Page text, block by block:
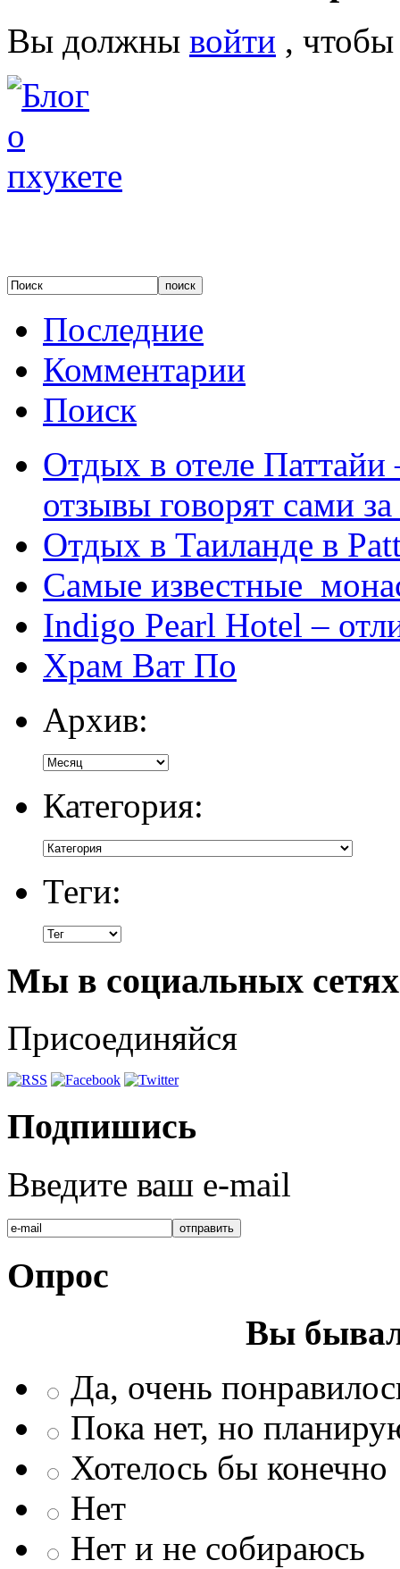
Вы должны войти ,
Последние
Комментарии
Поиск
Отдых в отеле
отзывы говорят сами за
Отдых в Таиланде в
Самые известные
Indigo Pearl Hotel –
Храм Ват По
Архив:
Категория:
Теги:
Мы в социальных сетях
Присоединяйся
Подпишись
Введите ваш e-mail
Опрос
Вы
Да, очень
Пока нет, но
Хотелось бы конечно
Нет
Нет и не собираюсь